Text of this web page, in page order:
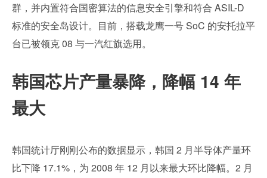
群，并内置符合国密算法的信息安全引擎和符合 ASIL-D
标准的安全岛设计。目前，搭载龙鹰一号 SoC 的安托拉平
台已被领克 08 与一汽红旗选用。
韩国芯片产量暴降，降幅 14 年
最大
韩国统计厅刚刚公布的数据显示，韩国 2 月半导体产量环
比下降 17.1%，为 2008 年 12 月以来最大环比降幅。2 月